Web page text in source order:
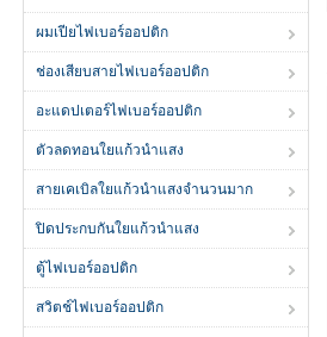
ผมเปียไฟเบอร์ออปติก
ช่องเสียบสายไฟเบอร์ออปติก
อะแดปเตอร์ไฟเบอร์ออปติก
ตัวลดทอนใยแก้วนำแสง
สายเคเบิลใยแก้วนำแสงจำนวนมาก
ปิดประกบกันใยแก้วนำแสง
ตู้ไฟเบอร์ออปติก
สวิตช์ไฟเบอร์ออปติก